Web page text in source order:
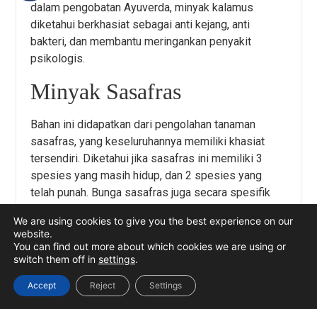
dalam pengobatan Ayuverda, minyak kalamus
diketahui berkhasiat sebagai anti kejang, anti
bakteri, dan membantu meringankan penyakit
psikologis.
Minyak Sasafras
Bahan ini didapatkan dari pengolahan tanaman
sasafras, yang keseluruhannya memiliki khasiat
tersendiri. Diketahui jika sasafras ini memiliki 3
spesies yang masih hidup, dan 2 spesies yang
telah punah. Bunga sasafras juga secara spesifik
Tanaman ini telah lama digunakan sebagai obat
tradisional, insektisida, dan bahan tambahan
dari Amerika Utara dan Asia Timur ini digunakan
We are using cookies to give you the best experience on our
website.
You can find out more about which cookies we are using or
switch them off in settings.
Accept Reject Settings